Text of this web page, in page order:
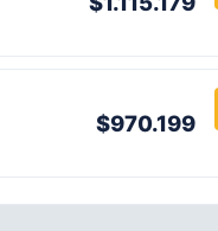
$970.199